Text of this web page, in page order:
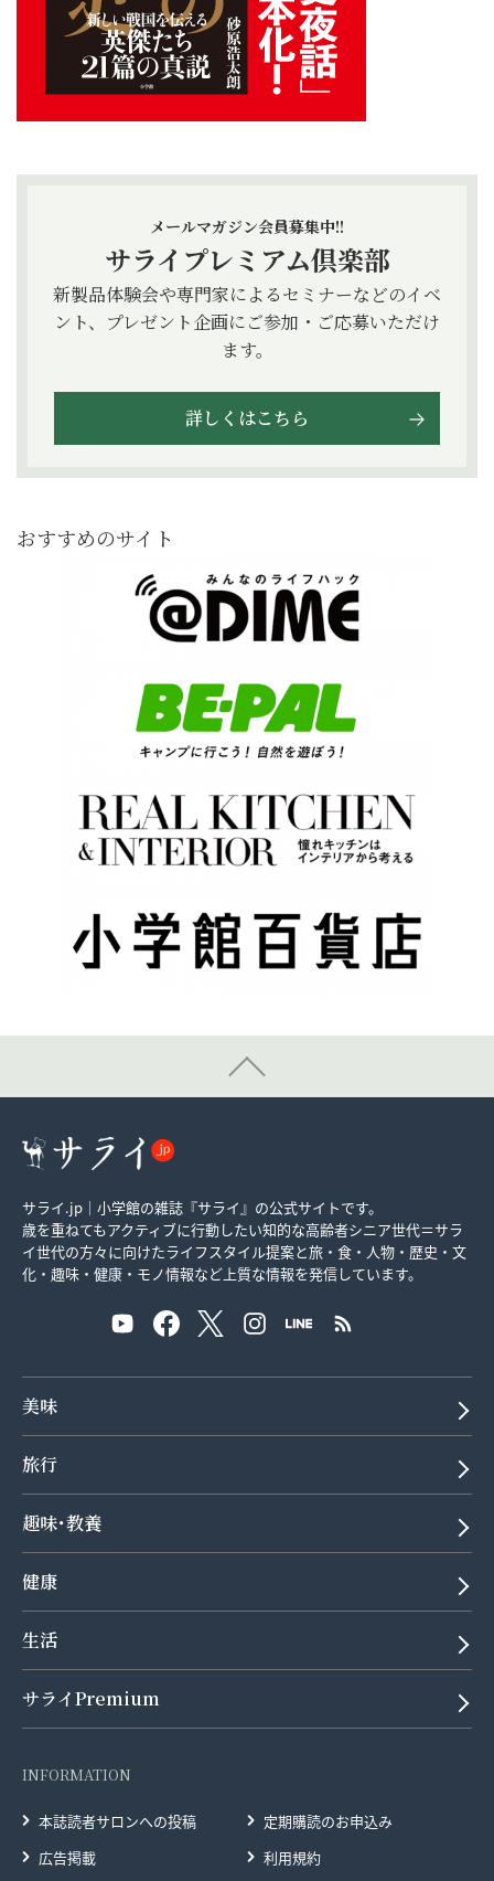
メールマガジン会員募集中!!
サライプレミアム倶楽部
新製品体験会や専門家によるセミナーなどのイベ
ント、プレゼント企画にご参加・ご応募いただけ
ます。
詳しくはこちら
おすすめのサイト
サライ.jp｜小学館の雑誌『サライ』の公式サイトです。
歳を重ねてもアクティブに行動したい知的な高齢者シニア世代＝サラ
イ世代の方々に向けたライフスタイル提案と旅・食・人物・歴史・文
化・趣味・健康・モノ情報など上質な情報を発信しています。
美味
旅行
趣味･教養
健康
生活
サライPremium
INFORMATION
本誌読者サロンへの投稿
定期購読のお申込み
広告掲載
利用規約